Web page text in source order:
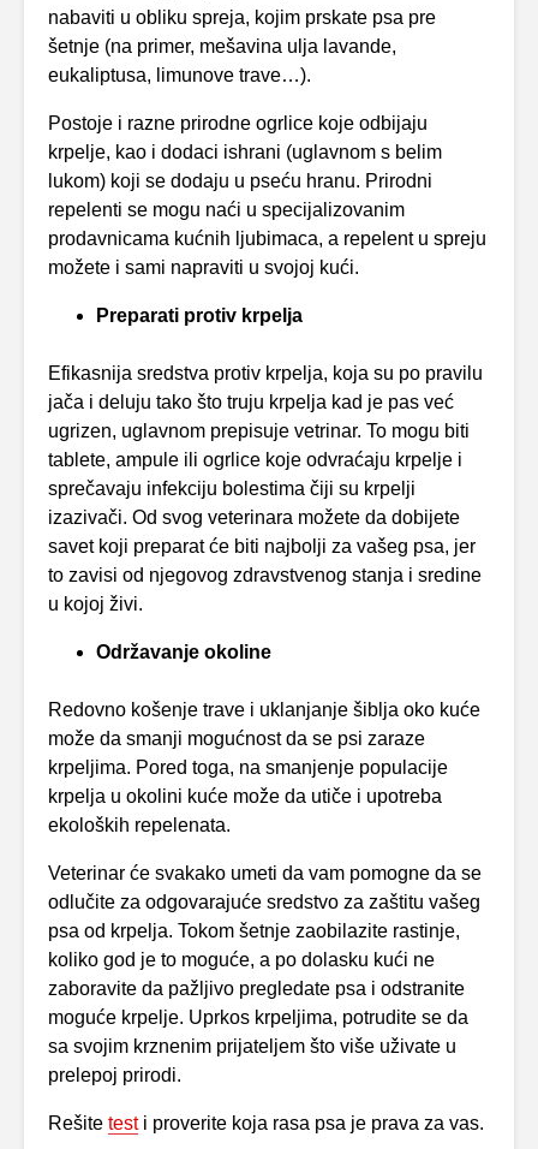
nabaviti u obliku spreja, kojim prskate psa pre
šetnje (na primer, mešavina ulja lavande,
eukaliptusa, limunove trave…).
Postoje i razne prirodne ogrlice koje odbijaju
krpelje, kao i dodaci ishrani (uglavnom s belim
lukom) koji se dodaju u pseću hranu. Prirodni
repelenti se mogu naći u specijalizovanim
prodavnicama kućnih ljubimaca, a repelent u spreju
možete i sami napraviti u svojoj kući.
Preparati protiv krpelja
Efikasnija sredstva protiv krpelja, koja su po pravilu
jača i deluju tako što truju krpelja kad je pas već
ugrizen, uglavnom prepisuje vetrinar. To mogu biti
tablete, ampule ili ogrlice koje odvraćaju krpelje i
sprečavaju infekciju bolestima čiji su krpelji
izazivači. Od svog veterinara možete da dobijete
savet koji preparat će biti najbolji za vašeg psa, jer
to zavisi od njegovog zdravstvenog stanja i sredine
u kojoj živi.
Održavanje okoline
Redovno košenje trave i uklanjanje šiblja oko kuće
može da smanji mogućnost da se psi zaraze
krpeljima. Pored toga, na smanjenje populacije
krpelja u okolini kuće može da utiče i upotreba
ekoloških repelenata.
Veterinar će svakako umeti da vam pomogne da se
odlučite za odgovarajuće sredstvo za zaštitu vašeg
psa od krpelja. Tokom šetnje zaobilazite rastinje,
koliko god je to moguće, a po dolasku kući ne
zaboravite da pažljivo pregledate psa i odstranite
moguće krpelje. Uprkos krpeljima, potrudite se da
sa svojim krznenim prijateljem što više uživate u
prelepoj prirodi.
Rešite testi proverite koja rasa psa je prava za vas.